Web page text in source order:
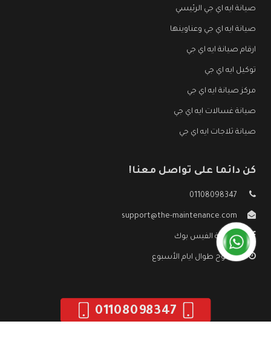
صيانة ايه اي جي الرئيسي
صيانة ايه اي جي وعناوينها
ارقام صيانة ايه اي جي
توكيل ايه اي جي
مركز صيانة ايه اي جي
صيانة غسالات ايه اي جي
صيانة ثلاجات ايه اي جي
كن دائما على تواصل معنا!
01108098347
support@the-maintenance.com
صفحة الفيس بوك
مفتوح طوال ايام الأسبوع
01108098347